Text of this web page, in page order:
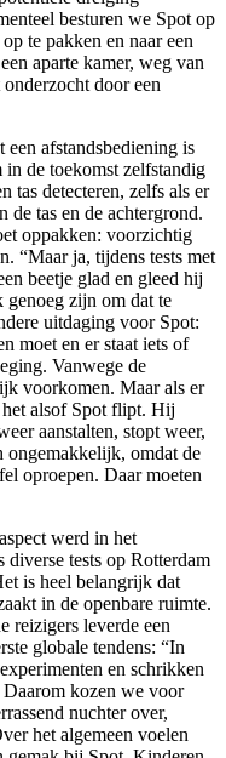
besturen we Spot op
te pakken en naar een
aparte kamer, weg van
door een
afstandsbediening is
de toekomst zelfstandig
tas detecteren, zelfs als er
de tas en de achtergrond.
oppakken: voorzichtig
“Maar ja, tijdens tests met
beetje glad en gleed hij
genoeg zijn om dat te
uitdaging voor Spot:
moet en er staat iets of
Vanwege de
voorkomen. Maar als er
alsof Spot flipt. Hij
aanstalten, stopt weer,
ongemakkelijk, omdat de
oproepen. Daar moeten
werd in het
diverse tests op Rotterdam
is heel belangrijk dat
in de openbare ruimte.
reizigers leverde een
globale tendens: “In
en schrikken
Daarom kozen we voor
nuchter over,
het algemeen voelen